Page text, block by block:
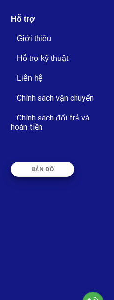
Hỗ trợ
Giới thiệu
Hỗ trợ kỹ thuật
Liên hệ
Chính sách vận chuyển
Chính sách đổi trả và
hoàn tiền
BẢN ĐỒ